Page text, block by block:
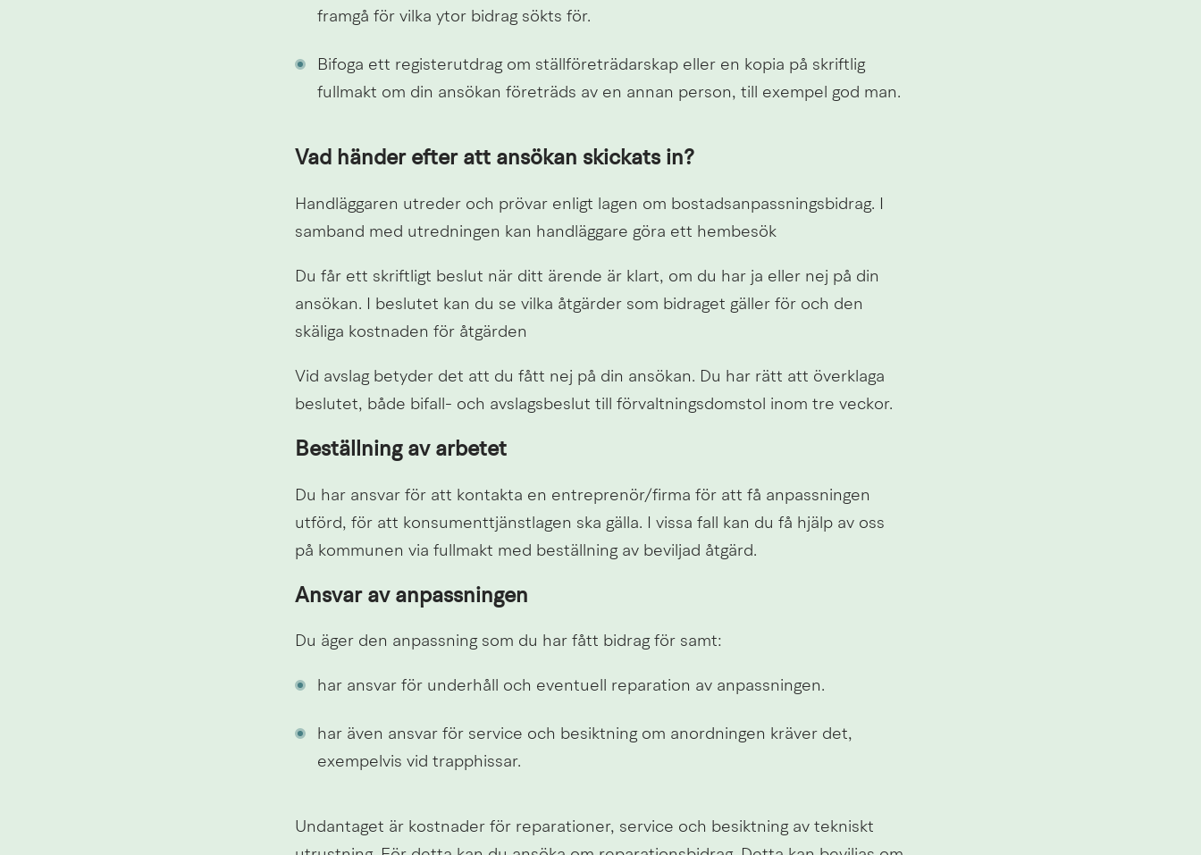
framgå för vilka ytor bidrag sökts för.
Bifoga ett registerutdrag om ställföreträdarskap eller en kopia på skriftlig
fullmakt om din ansökan företräds av en annan person, till exempel god man.
Vad händer efter att ansökan skickats in?
Handläggaren utreder och prövar enligt lagen om bostadsanpassningsbidrag. I
samband med utredningen kan handläggare göra ett hembesök
Du får ett skriftligt beslut när ditt ärende är klart, om du har ja eller nej på din
ansökan. I beslutet kan du se vilka åtgärder som bidraget gäller för och den
skäliga kostnaden för åtgärden
Vid avslag betyder det att du fått nej på din ansökan. Du har rätt att överklaga
beslutet, både bifall- och avslagsbeslut till förvaltningsdomstol inom tre veckor.
Beställning av arbetet
Du har ansvar för att kontakta en entreprenör/firma för att få anpassningen
utförd, för att konsumenttjänstlagen ska gälla. I vissa fall kan du få hjälp av oss
på kommunen via fullmakt med beställning av beviljad åtgärd.
Ansvar av anpassningen
Du äger den anpassning som du har fått bidrag för samt:
har ansvar för underhåll och eventuell reparation av anpassningen.
har även ansvar för service och besiktning om anordningen kräver det,
exempelvis vid trapphissar.
Undantaget är kostnader för reparationer, service och besiktning av tekniskt